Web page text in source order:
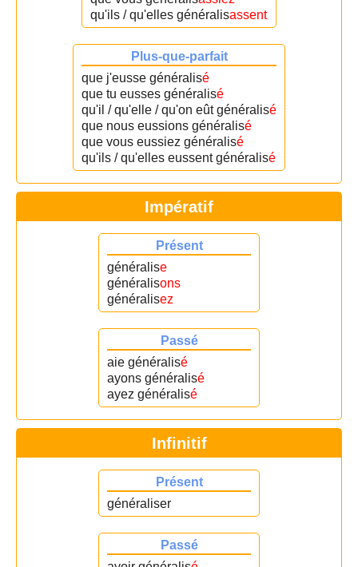
qu'ils / qu'elles généralisassent
Plus-que-parfait
que j'eusse généralisé
que tu eusses généralisé
qu'il / qu'elle / qu'on eût généralisé
que nous eussions généralisé
que vous eussiez généralisé
qu'ils / qu'elles eussent généralisé
Impératif
Présent
généralise
généralisons
généralisez
Passé
aie généralisé
ayons généralisé
ayez généralisé
Infinitif
Présent
généraliser
Passé